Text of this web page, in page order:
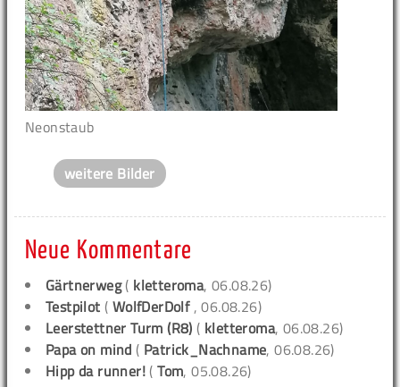
Neonstaub
weitere Bilder
Neue Kommentare
Gärtnerweg( kletteroma, 06.08.26)
Testpilot ( WolfDerDolf , 06.08.26)
Leerstettner Turm (R8) ( kletteroma, 06.08.26)
Papa on mind ( Patrick_Nachname, 06.08.26)
Hipp da runner! (Tom, 05.08.26)